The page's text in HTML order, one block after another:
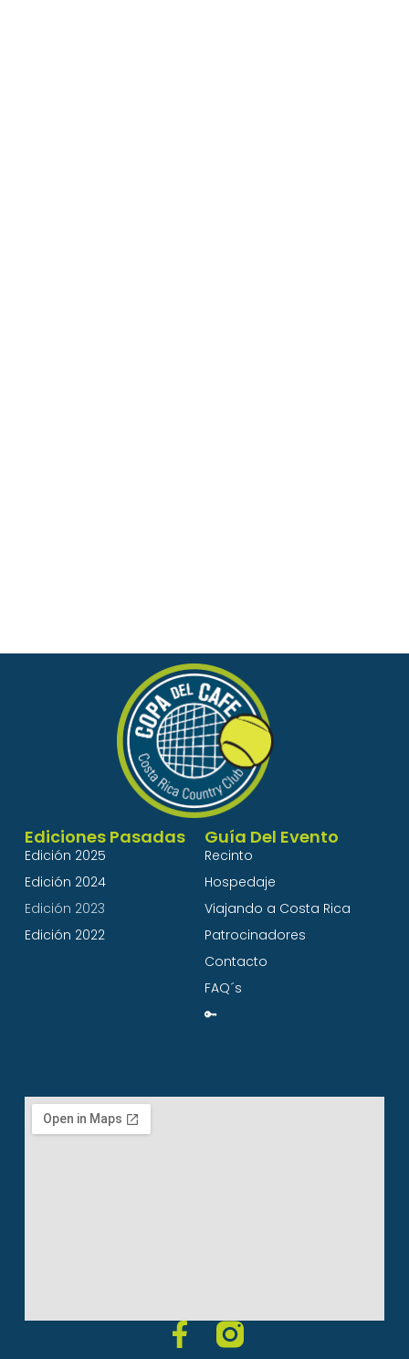
Ediciones Pasadas
Edición 2025
Edición 2024
Edición 2023
Edición 2022
Guía Del Evento
Recinto
Hospedaje
Viajando a Costa Rica
Patrocinadores
Contacto
FAQ´s
🔑